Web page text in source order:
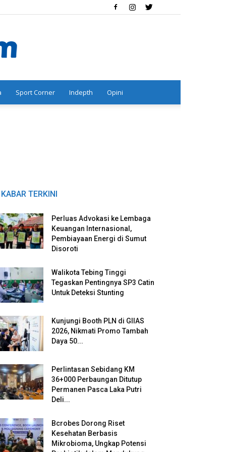
Sport Corner Indepth Opini
KABAR TERKINI
Perluas Advokasi ke Lembaga
Keuangan Internasional,
Pembiayaan Energi di Sumut
Disoroti
Walikota Tebing Tinggi
Tegaskan Pentingnya SP3 Catin
Untuk Deteksi Stunting
Kunjungi Booth PLN di GIIAS
2026, Nikmati Promo Tambah
Daya 50...
Perlintasan Sebidang KM
36+000 Perbaungan Ditutup
Permanen Pasca Laka Putri
Deli...
Bcrobes Dorong Riset
Kesehatan Berbasis
Mikrobioma, Ungkap Potensi